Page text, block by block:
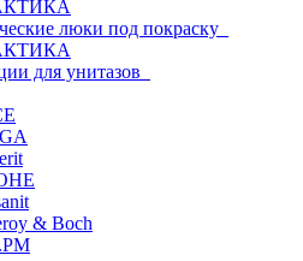
люки под покраску
для унитазов
& Boch